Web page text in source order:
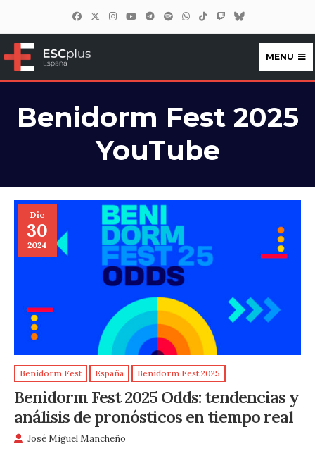
ESCplus España
MENU
Benidorm Fest 2025
YouTube
Dic
30
2024
Benidorm Fest España Benidorm Fest 2025
Benidorm Fest 2025 Odds: tendencias y
análisis de pronósticos en tiempo real
José Miguel Mancheño